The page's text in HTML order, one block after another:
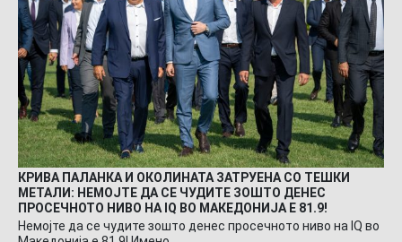
КРИВА ПАЛАНКА И ОКОЛИНАТА ЗАТРУЕНА СО ТЕШКИ
МЕТАЛИ: НЕМОЈТЕ ДА СЕ ЧУДИТЕ ЗОШТО ДЕНЕС
ПРОСЕЧНОТО НИВО НА IQ ВО МАКЕДОНИЈА Е 81.9!
Немојте да се чудите зошто денес просечното ниво на IQ во